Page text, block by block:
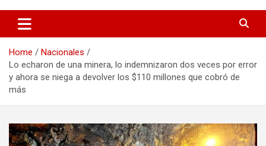
Home
Nacionales
Lo echaron de una minera, lo indemnizaron dos veces por error
y ahora se niega a devolver los $110 millones que cobró de
más